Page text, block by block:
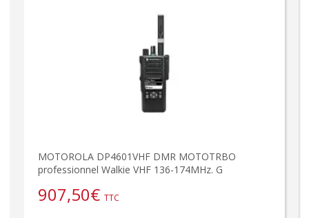
MOTOROLA DP4601VHF DMR MOTOTRBO
professionnel Walkie VHF 136-174MHz. G
907,50€ TTC